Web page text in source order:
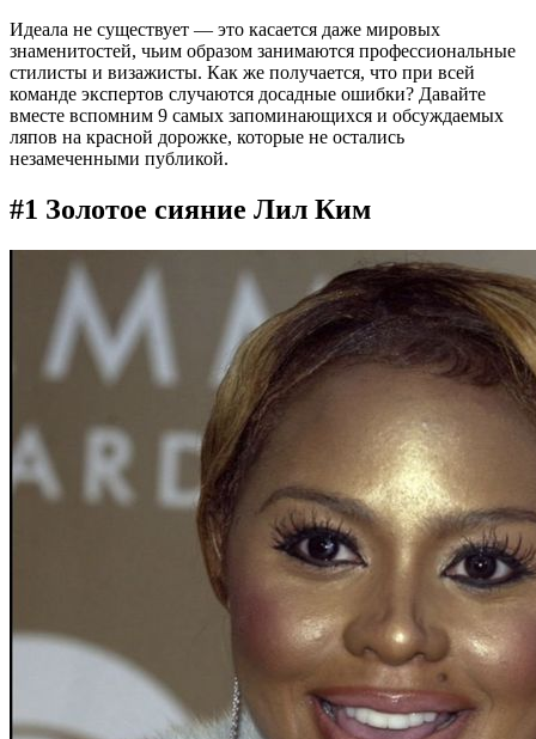
Идеала не существует — это касается даже мировых
знаменитостей, чьим образом занимаются профессиональные
стилисты и визажисты. Как же получается, что при всей
команде экспертов случаются досадные ошибки? Давайте
вместе вспомним 9 самых запоминающихся и обсуждаемых
ляпов на красной дорожке, которые не остались
незамеченными публикой.
#1 Золотое сияние Лил Ким